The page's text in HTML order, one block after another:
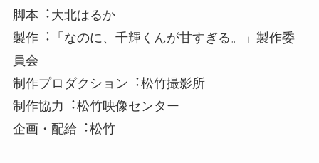
脚本︓⼤北はるか
製作︓「なのに、千輝くんが⽢すぎる。」製作委
員会
制作プロダクション︓松⽵撮影所
制作協⼒︓松⽵映像センター
企画・配給︓松⽵